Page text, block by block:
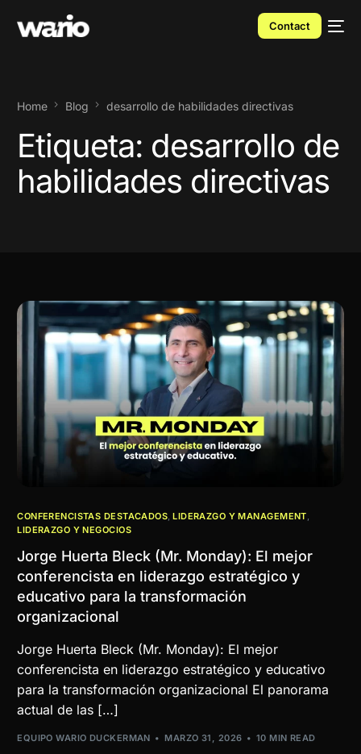
Contact
Home Blog desarrollo de habilidades directivas
Etiqueta: desarrollo de
habilidades directivas
CONFERENCISTAS DESTACADOS,LIDERAZGO Y MANAGEMENT,
LIDERAZGO Y NEGOCIOS
Jorge Huerta Bleck (Mr. Monday): El mejor
conferencista en liderazgo estratégico y
educativo para la transformación
organizacional
Jorge Huerta Bleck (Mr. Monday): El mejor
conferencista en liderazgo estratégico y educativo
para la transformación organizacional El panorama
actual de las […]
EQUIPO WARIO DUCKERMAN MARZO 31, 2026 10 MIN READ